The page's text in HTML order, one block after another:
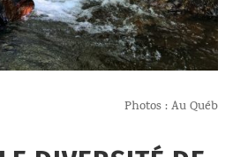
Photos : Au Québ